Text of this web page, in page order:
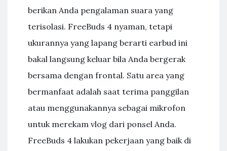
berikan Anda pengalaman suara yang
terisolasi. FreeBuds 4 nyaman, tetapi
ukurannya yang lapang berarti earbud ini
bakal langsung keluar bila Anda bergerak
bersama dengan frontal. Satu area yang
bermanfaat adalah saat terima panggilan
atau menggunakannya sebagai mikrofon
untuk merekam vlog dari ponsel Anda.
FreeBuds 4 lakukan pekerjaan yang baik di